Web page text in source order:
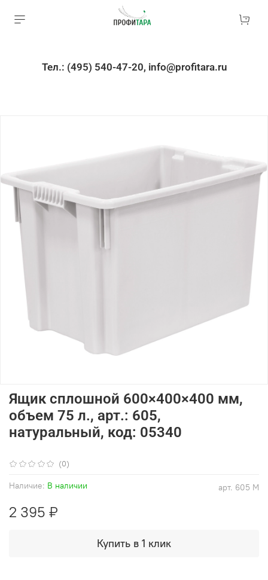
Тел.: (495) 540-47-20, info@profitara.ru
(0)
арт. 605 М
Наличие: В наличии
Ящик сплошной 600×400×400 мм,
объем 75 л., арт.: 605,
натуральный, код: 05340
2 395 ₽
Купить в 1 клик